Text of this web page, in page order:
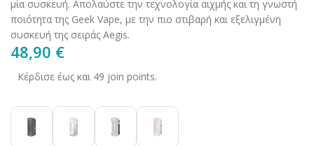
μία συσκευή. Απολαύστε την τεχνολογία αιχμής και τη γνωστή
ποιότητα της Geek Vape, με την πιο στιβαρή και εξελιγμένη
συσκευή της σειράς Aegis.
48,90 €
Κέρδισε έως και 49 join points.